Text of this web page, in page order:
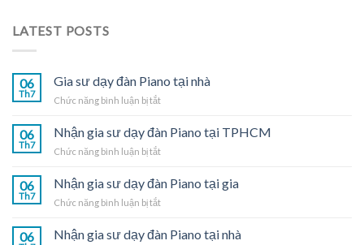
LATEST POSTS
06
Th7
Gia sư dạy đàn Piano tại nhà
Chức năng bình luận bị tắtở
dạy
đàn
tại
06
Th7
Nhận gia sư dạy đàn Piano tại TPHCM
Chức năng bình luận bị tắtở
gia
sư
dạy
Piano
06
Th7
Nhận gia sư dạy đàn Piano tại gia
Chức năng bình luận bị tắtở
gia
sư
06 Nhận gia sư dạy đàn Piano tại nhà